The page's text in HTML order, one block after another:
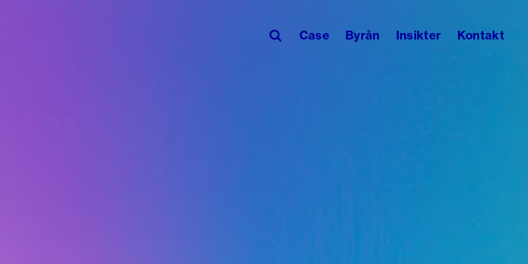
Sök
Case Byrån Insikter Kontakt